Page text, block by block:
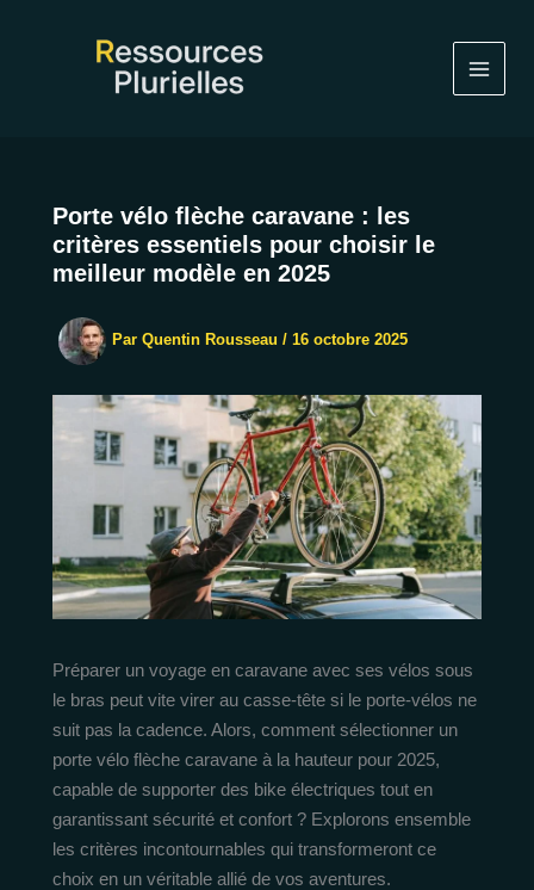
Porte vélo flèche caravane : les
critères essentiels pour choisir le
meilleur modèle en 2025
Par Quentin Rousseau / 16 octobre 2025
Préparer un voyage en caravane avec ses vélos sous
le bras peut vite virer au casse-tête si le porte-vélos ne
suit pas la cadence. Alors, comment sélectionner un
porte vélo flèche caravane à la hauteur pour 2025,
capable de supporter des bike électriques tout en
garantissant sécurité et confort ? Explorons ensemble
les critères incontournables qui transformeront ce
choix en un véritable allié de vos aventures.